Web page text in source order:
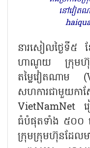
នៅវៀតណ
នារសៀលថ្ងៃទី៥
ហាណូយ ក្រុមហ៊ុន
តម្លៃវៀតណាម (
សហការជាមួយកា
VietNamNet
ធំបំផុតទាំង ៥០០
ក្រុមក្រុមហ៊ុនដែលម